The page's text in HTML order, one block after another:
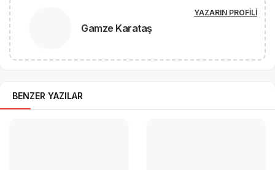
Gamze Karataş
YAZARIN PROFILI
BENZER YAZILAR